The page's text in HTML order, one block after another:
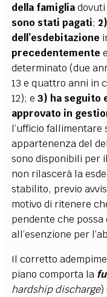
della famiglia
sono stati pagati; 2)
dell’esdebitazione
precedentemente
determinato (due
13 e quattro anni in
12); e3) ha seguito
approvato in
l’ufficio
appartenenza del
sono disponibili per
non rilascerà la
stabilito, previo
motivo di ritenere
pendente che
all’esenzione per
Il corretto
piano comporta la
hardship discharge)